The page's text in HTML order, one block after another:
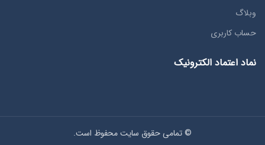
وبلاگ
حساب کاربری
نماد اعتماد الکترونیک
© تمامی حقوق سایت محفوظ است.